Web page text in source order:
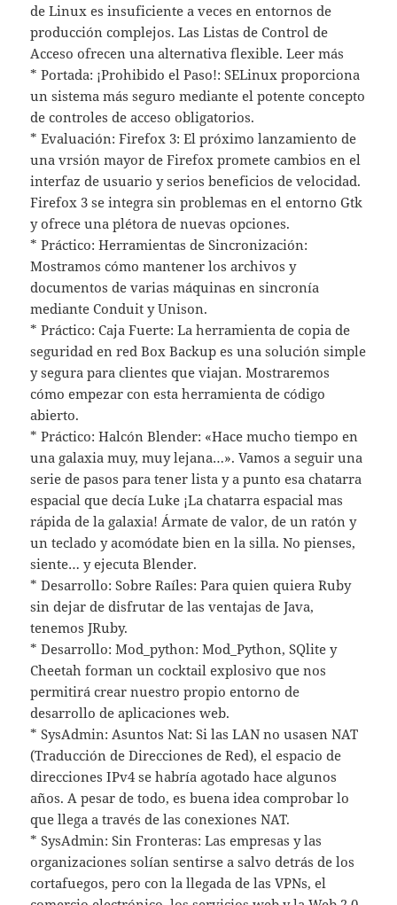
de Linux es insuficiente a veces en entornos de
producción complejos. Las Listas de Control de
Acceso ofrecen una alternativa flexible. Leer más
* Portada: ¡Prohibido el Paso!: SELinux proporciona
un sistema más seguro mediante el potente concepto
de controles de acceso obligatorios.
* Evaluación: Firefox 3: El próximo lanzamiento de
una vrsión mayor de Firefox promete cambios en el
interfaz de usuario y serios beneficios de velocidad.
Firefox 3 se integra sin problemas en el entorno Gtk
y ofrece una plétora de nuevas opciones.
* Práctico: Herramientas de Sincronización:
Mostramos cómo mantener los archivos y
documentos de varias máquinas en sincronía
mediante Conduit y Unison.
* Práctico: Caja Fuerte: La herramienta de copia de
seguridad en red Box Backup es una solución simple
y segura para clientes que viajan. Mostraremos
cómo empezar con esta herramienta de código
abierto.
* Práctico: Halcón Blender: «Hace mucho tiempo en
una galaxia muy, muy lejana…». Vamos a seguir una
serie de pasos para tener lista y a punto esa chatarra
espacial que decía Luke ¡La chatarra espacial mas
rápida de la galaxia! Ármate de valor, de un ratón y
un teclado y acomódate bien en la silla. No pienses,
siente… y ejecuta Blender.
* Desarrollo: Sobre Raíles: Para quien quiera Ruby
sin dejar de disfrutar de las ventajas de Java,
tenemos JRuby.
* Desarrollo: Mod_python: Mod_Python, SQlite y
Cheetah forman un cocktail explosivo que nos
permitirá crear nuestro propio entorno de
desarrollo de aplicaciones web.
* SysAdmin: Asuntos Nat: Si las LAN no usasen NAT
(Traducción de Direcciones de Red), el espacio de
direcciones IPv4 se habría agotado hace algunos
años. A pesar de todo, es buena idea comprobar lo
que llega a través de las conexiones NAT.
* SysAdmin: Sin Fronteras: Las empresas y las
organizaciones solían sentirse a salvo detrás de los
cortafuegos, pero con la llegada de las VPNs, el